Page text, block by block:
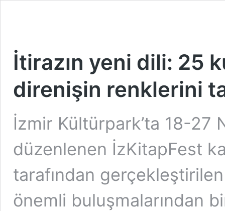
İtirazın yeni dili: 25
direnişin renklerini
İzmir Kültürpark’ta 18-27
düzenlenen İzKitapFest
tarafından
önemli buluşmalarından